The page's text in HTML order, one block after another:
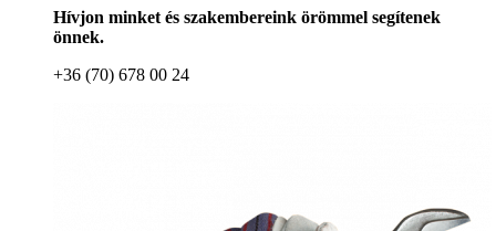
Hívjon minket és szakembereink örömmel segítenek
önnek.
+36 (70) 678 00 24